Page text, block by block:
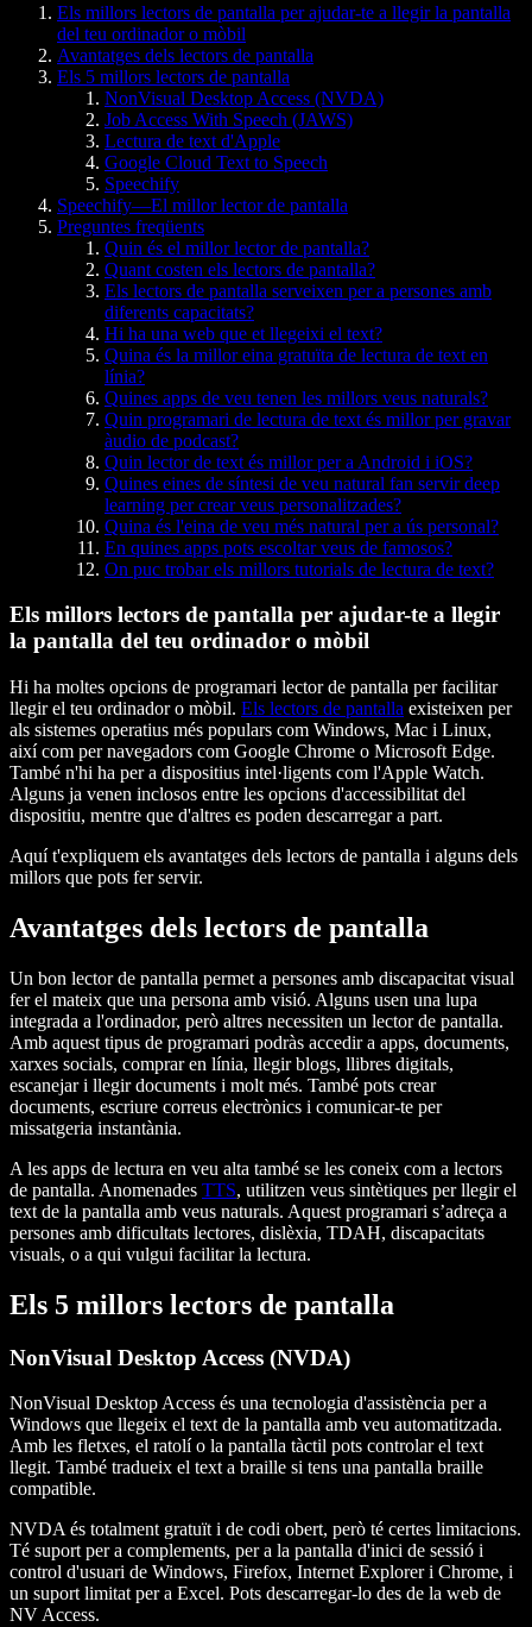
Els millors lectors de pantalla per ajudar-te a llegir la pantalla
del teu ordinador o mòbil
Avantatges dels lectors de pantalla
Els 5 millors lectors de pantalla
NonVisual Desktop Access (NVDA)
Job Access With Speech (JAWS)
Lectura de text d'Apple
Google Cloud Text to Speech
Speechify
Speechify—El millor lector de pantalla
Preguntes freqüents
Quin és el millor lector de pantalla?
Quant costen els lectors de pantalla?
Els lectors de pantalla serveixen per a persones amb
diferents capacitats?
Hi ha una web que et llegeixi el text?
Quina és la millor eina gratuïta de lectura de text en
línia?
Quines apps de veu tenen les millors veus naturals?
Quin programari de lectura de text és millor per gravar
àudio de podcast?
Quin lector de text és millor per a Android i iOS?
Quines eines de síntesi de veu natural fan servir deep
learning per crear veus personalitzades?
Quina és l'eina de veu més natural per a ús personal?
En quines apps pots escoltar veus de famosos?
On puc trobar els millors tutorials de lectura de text?
Els millors lectors de pantalla per ajudar-te a llegir
la pantalla del teu ordinador o mòbil
Hi ha moltes opcions de programari lector de pantalla per facilitar
llegir el teu ordinador o mòbil. Els lectors de pantalla existeixen per
als sistemes operatius més populars com Windows, Mac i Linux,
així com per navegadors com Google Chrome o Microsoft Edge.
També n'hi ha per a dispositius intel·ligents com l'Apple Watch.
Alguns ja venen inclosos entre les opcions d'accessibilitat del
dispositiu, mentre que d'altres es poden descarregar a part.
Aquí t'expliquem els avantatges dels lectors de pantalla i alguns dels
millors que pots fer servir.
Avantatges dels lectors de pantalla
Un bon lector de pantalla permet a persones amb discapacitat visual
fer el mateix que una persona amb visió. Alguns usen una lupa
integrada a l'ordinador, però altres necessiten un lector de pantalla.
Amb aquest tipus de programari podràs accedir a apps, documents,
xarxes socials, comprar en línia, llegir blogs, llibres digitals,
escanejar i llegir documents i molt més. També pots crear
documents, escriure correus electrònics i comunicar-te per
missatgeria instantània.
A les apps de lectura en veu alta també se les coneix com a lectors
de pantalla. Anomenades TTS, utilitzen veus sintètiques per llegir el
text de la pantalla amb veus naturals. Aquest programari s’adreça a
persones amb dificultats lectores, dislèxia, TDAH, discapacitats
visuals, o a qui vulgui facilitar la lectura.
Els 5 millors lectors de pantalla
NonVisual Desktop Access (NVDA)
NonVisual Desktop Access és una tecnologia d'assistència per a
Windows que llegeix el text de la pantalla amb veu automatitzada.
Amb les fletxes, el ratolí o la pantalla tàctil pots controlar el text
llegit. També tradueix el text a braille si tens una pantalla braille
compatible.
NVDA és totalment gratuït i de codi obert, però té certes limitacions.
Té suport per a complements, per a la pantalla d'inici de sessió i
control d'usuari de Windows, Firefox, Internet Explorer i Chrome, i
un suport limitat per a Excel. Pots descarregar-lo des de la web de
NV Access.